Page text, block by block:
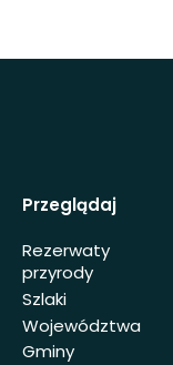
Przeglądaj
Rezerwaty
przyrody
Szlaki
Województwa
Gminy